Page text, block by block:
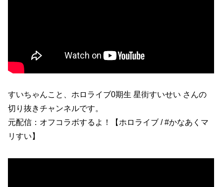
すいちゃんこと、ホロライブ0期生 星街すいせい さんの
切り抜きチャンネルです。
元配信：オフコラボするよ！【ホロライブ / #かなあくマ
リすい】